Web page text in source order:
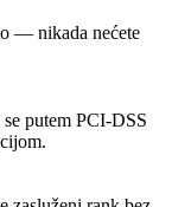
— nikada nećete
putem PCI-DSS